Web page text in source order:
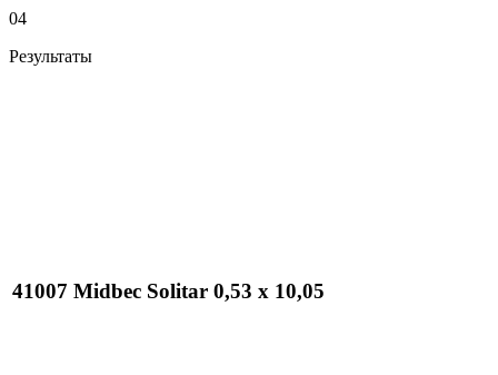
04
Результаты
41007 Midbec Solitar 0,53 x 10,05